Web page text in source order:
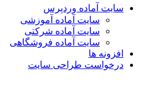
سایت آماده وردپرس
سایت آماده آموزشی
سایت آماده شرکتی
سایت آماده فروشگاهی
افزونه ها
درخواست طراحی سایت